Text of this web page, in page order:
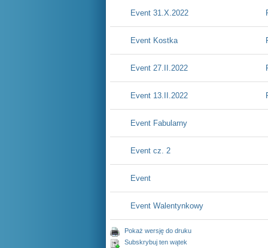
Event 31.X.2022
Event Kostka
Event 27.II.2022
Event 13.II.2022
Event Fabularny
Event cz. 2
Event
Event Walentynkowy
Pokaż wersję do druku
Subskrybuj ten wątek